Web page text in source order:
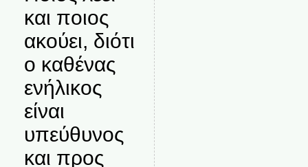
και ποιος
ακούει, διότι
ο καθένας
ενήλικος
είναι
υπεύθυνος
και προς